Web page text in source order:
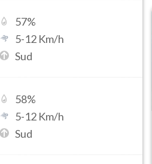
57%
5-12 Km/h
Sud
58%
5-12 Km/h
Sud